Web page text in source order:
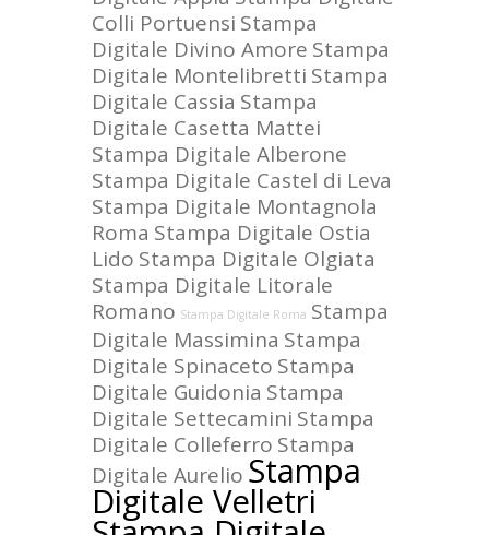
Colli Portuensi Stampa
Digitale Divino Amore Stampa
Digitale Montelibretti Stampa
Digitale Cassia Stampa
Digitale Casetta Mattei
Stampa Digitale Alberone
Stampa Digitale Castel di Leva
Stampa Digitale Montagnola
Roma Stampa Digitale Ostia
Lido Stampa Digitale Olgiata
Stampa Digitale Litorale
Romano Stampa Digitale Roma Stampa
Digitale Massimina Stampa
Digitale Spinaceto Stampa
Digitale Guidonia Stampa
Digitale Settecamini Stampa
Digitale Colleferro Stampa
Digitale Aurelio Stampa
Digitale Velletri